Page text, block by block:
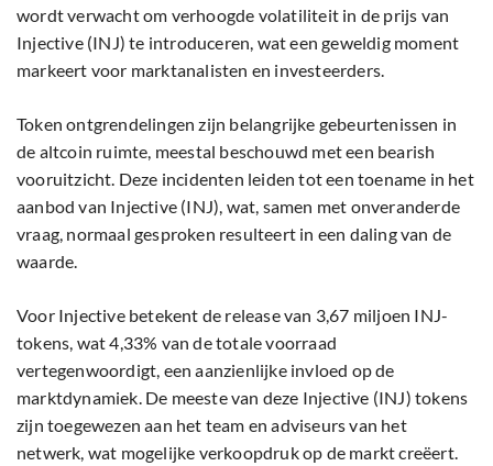
wordt verwacht om verhoogde volatiliteit in de prijs van
Injective (INJ) te introduceren, wat een geweldig moment
markeert voor marktanalisten en investeerders.
Token ontgrendelingen zijn belangrijke gebeurtenissen in
de altcoin ruimte, meestal beschouwd met een bearish
vooruitzicht. Deze incidenten leiden tot een toename in het
aanbod van Injective (INJ), wat, samen met onveranderde
vraag, normaal gesproken resulteert in een daling van de
waarde.
Voor Injective betekent de release van 3,67 miljoen INJ-
tokens, wat 4,33% van de totale voorraad
vertegenwoordigt, een aanzienlijke invloed op de
marktdynamiek. De meeste van deze Injective (INJ) tokens
zijn toegewezen aan het team en adviseurs van het
netwerk, wat mogelijke verkoopdruk op de markt creëert.